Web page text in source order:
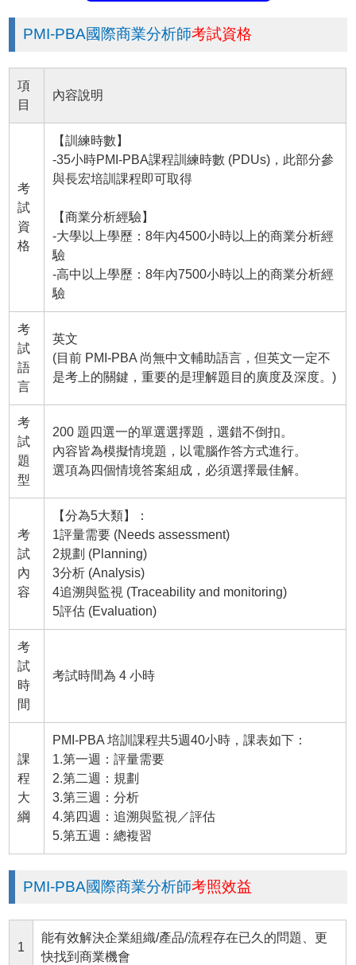
PMI-PBA國際商業分析師考試資格
項
目
內容說明
考
試
資
格
【訓練時數】
-35小時PMI-PBA課程訓練時數 (PDUs)，此部分參
與長宏培訓課程即可取得
【商業分析經驗】
-大學以上學歷：8年內4500小時以上的商業分析經
驗
-高中以上學歷：8年內7500小時以上的商業分析經
驗
考
試
語
言
英文
(目前 PMI-PBA 尚無中文輔助語言，但英文一定不
是考上的關鍵，重要的是理解題目的廣度及深度。)
考
試
題
型
200 題四選一的單選選擇題，選錯不倒扣。
內容皆為模擬情境題，以電腦作答方式進行。
選項為四個情境答案組成，必須選擇最佳解。
考
試
內
容
【分為5大類】：
1評量需要 (Needs assessment)
2規劃 (Planning)
3分析 (Analysis)
4追溯與監視 (Traceability and monitoring)
5評估 (Evaluation)
考
試
時
間
考試時間為 4 小時
課
程
大
綱
PMI-PBA 培訓課程共5週40小時，課表如下：
1.第一週：評量需要
2.第二週：規劃
3.第三週：分析
4.第四週：追溯與監視／評估
5.第五週：總複習
PMI-PBA國際商業分析師考照效益
1
能有效解決企業組織/產品/流程存在已久的問題、更
快找到商業機會